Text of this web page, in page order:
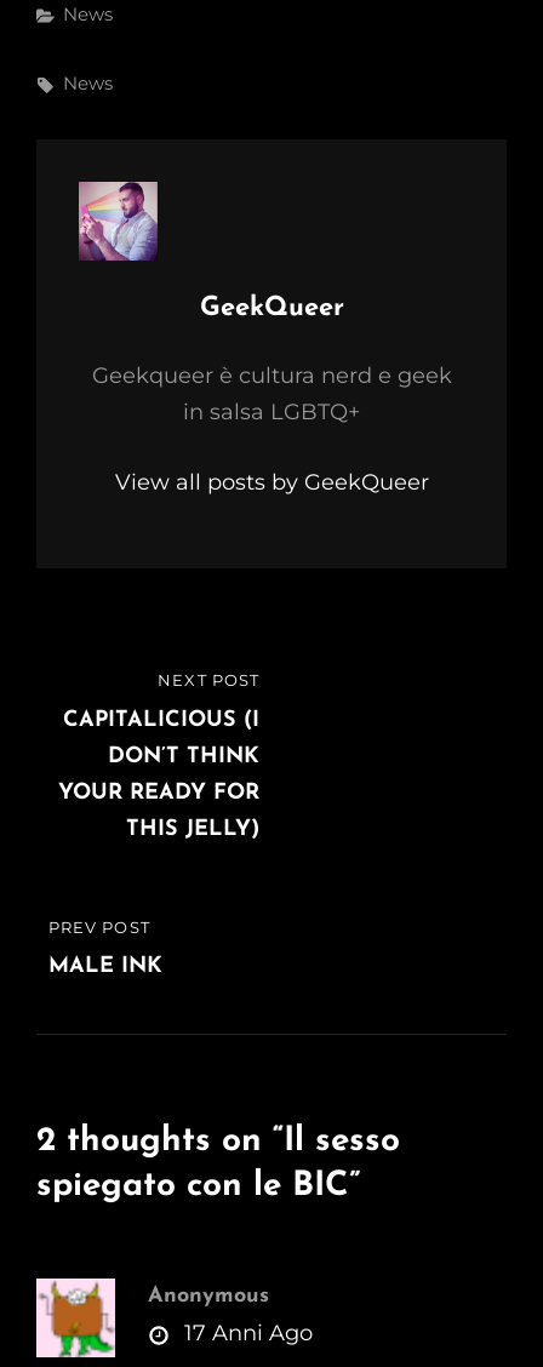
Categories
News
Tags,
News
Author:
GeekQueer
Geekqueer è cultura nerd e geek
in salsa LGBTQ+
View all posts by GeekQueer
Navigazione
articoli
PREVIOUS
POST
PREV POST
MALE INK
POST
NEXT POST
CAPITALICIOUS (I
DON’T THINK
YOUR READY FOR
THIS JELLY)
2 thoughts on “Il sesso
spiegato con le BIC”
Anonymous
says:17 Anni Ago